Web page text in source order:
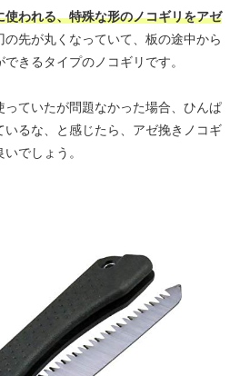
われる、特殊な形のノコギリをアゼ
の先が丸くなっていて、板の途中から
きるタイプのノコギリです。
ていたが問題なかった場合、ひんぱ
るな、と感じたら、アゼ挽きノコギ
でしょう。